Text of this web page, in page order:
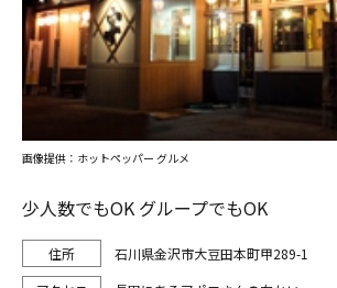
少人数でもOK グループでもOK
石川県金沢市大豆田本町甲289-1
画像提供：ホットペッパー グルメ